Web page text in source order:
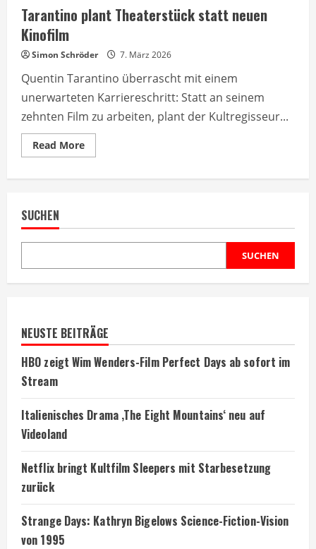
Tarantino plant Theaterstück statt neuen
Kinofilm
Simon Schröder 7. März 2026
Quentin Tarantino überrascht mit einem
unerwarteten Karriereschritt: Statt an seinem
zehnten Film zu arbeiten, plant der Kultregisseur...
Read MoreRead
more
SUCHEN
SUCHEN
NEUSTE BEITRÄGE
HBO zeigt Wim Wenders-Film Perfect Days ab sofort im
Stream
Italienisches Drama ‚The Eight Mountains‘ neu auf
Videoland
Netflix bringt Kultfilm Sleepers mit Starbesetzung
zurück
Strange Days: Kathryn Bigelows Science-Fiction-Vision
von 1995